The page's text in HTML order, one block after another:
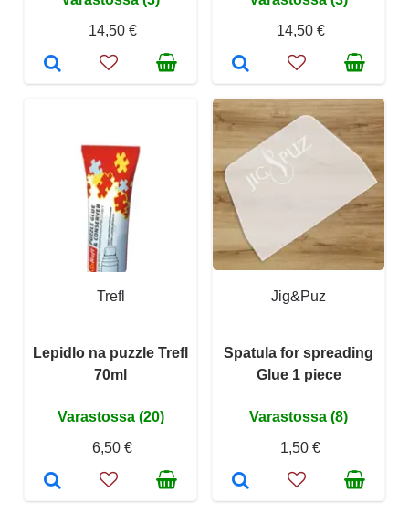
14,50 €
14,50 €
Trefl
Lepidlo na puzzle Trefl
70ml
Varastossa (20)
6,50 €
Jig&Puz
Spatula for spreading
Glue 1 piece
Varastossa (8)
1,50 €